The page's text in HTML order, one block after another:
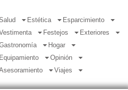
Estética
Esparcimiento
Festejos
Exteriores
Hogar
Equipamiento
Opinión
Viajes